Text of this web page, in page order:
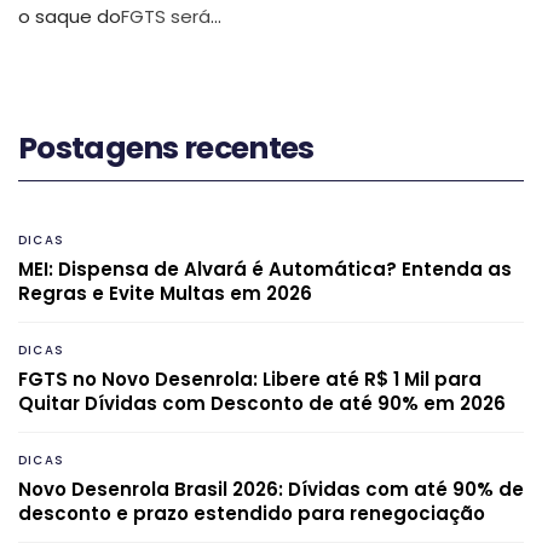
o saque doFGTS será…
Postagens recentes
DICAS
MEI: Dispensa de Alvará é Automática? Entenda as
Regras e Evite Multas em 2026
DICAS
FGTS no Novo Desenrola: Libere até R$ 1 Mil para
Quitar Dívidas com Desconto de até 90% em 2026
DICAS
Novo Desenrola Brasil 2026: Dívidas com até 90% de
desconto e prazo estendido para renegociação